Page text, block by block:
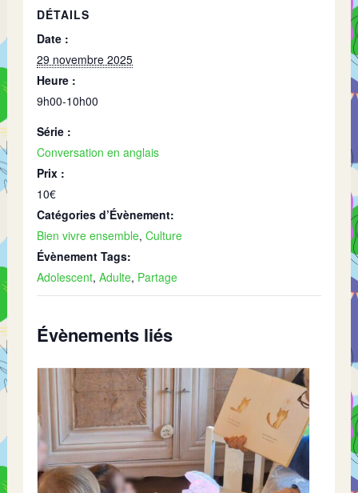
DÉTAILS
Date :
29 novembre 2025
Heure :
9h00-10h00
Série :
Conversation en anglais
Prix :
10€
Catégories d’Évènement:
Bien vivre ensemble,Culture
Évènement Tags:
Adolescent,Adulte, Partage
Évènements liés